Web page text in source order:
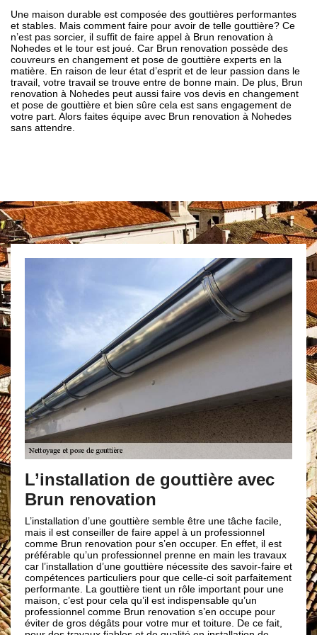
Une maison durable est composée des gouttières performantes
et stables. Mais comment faire pour avoir de telle gouttière? Ce
n’est pas sorcier, il suffit de faire appel à Brun renovation à
Nohedes et le tour est joué. Car Brun renovation possède des
couvreurs en changement et pose de gouttière experts en la
matière. En raison de leur état d’esprit et de leur passion dans le
travail, votre travail se trouve entre de bonne main. De plus, Brun
renovation à Nohedes peut aussi faire vos devis en changement
et pose de gouttière et bien sûre cela est sans engagement de
votre part. Alors faites équipe avec Brun renovation à Nohedes
sans attendre.
il est
faire et
une
fait,
{clients} pour des conseils
pratiques et accompagnements
professionnels
Pour que votre gouttière puisse bien remplir son rôle ; il est
indispensable de le faire entretenir par un professionnel
comme Brun renovation un à deux fois par an. Procéder à
cela, lui fera gagner en efficacité et en durée de vie. Nous
vous conseillons également de nettoyer votre gouttière
durant l’été afin de profiter du beau temps mais également
pour préparer votre gouttière contre l’automne et l’hiver. Si
vous souhaitez effectuer cette tâche par vous-même, l’idéal
c’est d’être à deux comme cela vous serez plus en sécurité
et vous aurez une assistance.